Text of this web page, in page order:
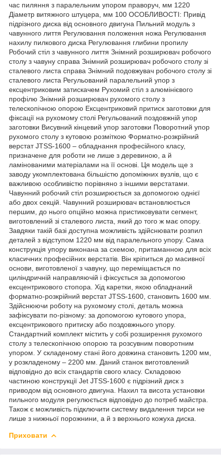
час пиляння з паралельним упором праворуч, мм 1220
Діаметр витяжного штуцера, мм 100 ОСОБЛИВОСТІ: Привід
підрізного диска від основного двигуна Пильний модуль з
чавунного лиття Регулювання положення ножа Регулювання
нахилу пилкового диска Регулювання глибини пропилу
Робочий стіл з чавунного лиття Знімний розширювач робочого
столу з чавуну справа Знімний розширювач робочого столу зі
сталевого листа справа Знімний подовжувач робочого столу зі
сталевого листа Регульований паралельний упор з
ексцентриковим затискачем Рухомий стіл з алюмінієвого
профілю Знімний розширювач рухомого столу з
телескопічною опорою Ексцентриковий притиск заготовки для
фіксації на рухомому столі Регульований поздовжній упор
заготовки Висувний кінцевий упор заготовки Поворотний упор
рухомого столу з кутовою розміткою Форматно-розкрійний
верстат JTSS-1600 – обладнання професійного класу,
призначене для роботи не лише з деревиною, а й
ламінованими матеріалами на її основі. Ця модель ще з
заводу укомплектована більшістю допоміжних вузлів, що є
важливою особливістю порівняно з іншими верстатами.
Чавунний робочий стіл розширюється за допомогою однієї
або двох секцій. Чавунний розширювач встановлюється
першим, до нього опційно можна пристиковувати сегмент,
виготовлений зі сталевого листа, який до того ж має опору.
Завдяки такій базі доступна можливість здійснювати розпил
деталей з відступом 1220 мм від паралельного упору. Сама
конструкція упору виконана за схемою, притаманною для всіх
класичних професійних верстатів. Він кріпиться до масивної
основи, виготовленої з чавуну, що переміщається по
циліндричній направляючій і фіксується за допомогою
ексцентрикового стопора. Хід каретки, якою обладнаний
форматно-розкрійний верстат JTSS-1600, становить 1600 мм.
Здійснюючи роботу на рухомому столі, деталь можна
зафіксувати по-різному: за допомогою кутового упора,
ексцентрикового притиску або поздовжнього упору.
Стандартний комплект містить у собі розширення рухомого
столу з телескопічною опорою та розсувним поворотним
упором. У складеному стані його довжина становить 1200 мм,
у розкладеному – 2200 мм. Даний станок виготовлений
відповідно до всіх стандартів свого класу. Складовою
частиною конструкції Jet JTSS-1600 є підрізний диск з
приводом від основного двигуна. Нахил та висота установки
пильного модуля регулюється відповідно до потреб майстра.
Також є можливість підключити систему видалення тирси не
лише з нижньої порожнини, а й з верхнього кожуха диска.
Приховати